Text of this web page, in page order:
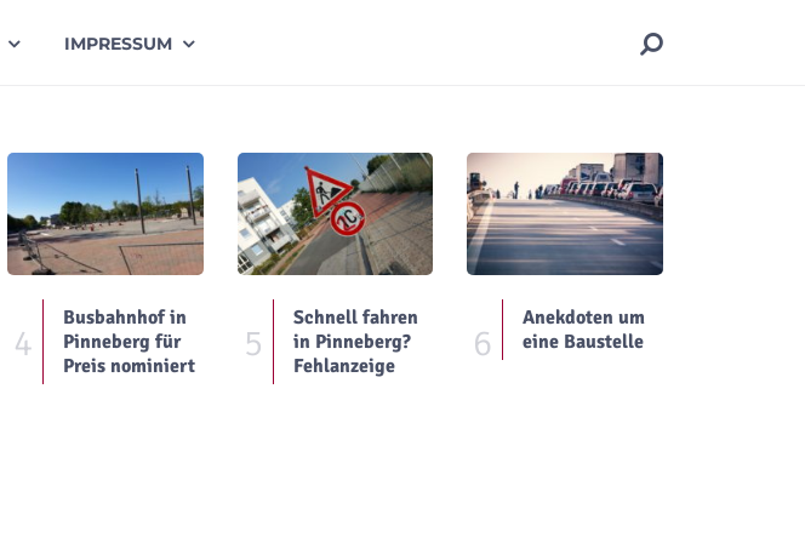
IMPRESSUM
4
Busbahnhof in
Pinneberg für
Preis nominiert
5
Schnell fahren
in Pinneberg?
Fehlanzeige
6
Anekdoten um
eine Baustelle